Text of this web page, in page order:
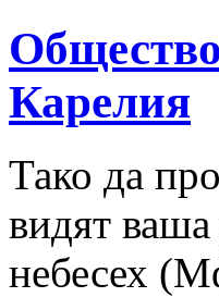
Карелия
Тако да
видят
небесех